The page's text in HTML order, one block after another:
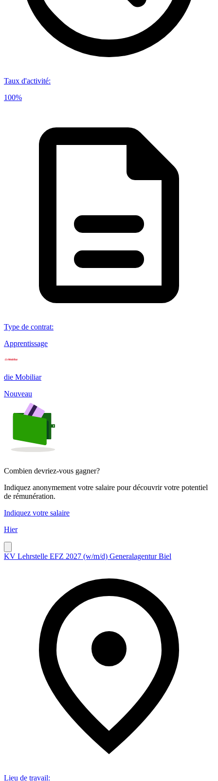
Taux d'activité:
100%
Type de contrat:
Apprentissage
die Mobiliar
Nouveau
Combien devriez-vous gagner?
Indiquez anonymement votre salaire pour découvrir votre potentiel
de rémunération.
Indiquez votre salaire
Hier
KV Lehrstelle EFZ 2027 (w/m/d) Generalagentur Biel
Lieu de travail: